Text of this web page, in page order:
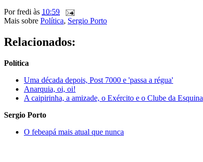
Porfredi às 10:59
Mais sobre Política, Sergio Porto
Relacionados:
Política
Uma década depois, Post 7000 e 'passa a régua'
Anarquia, oi, oi!
A caipirinha, a amizade, o Exército e o Clube da Esquina
Sergio Porto
O febeapá mais atual que nunca